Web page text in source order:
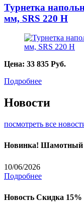
Турнетка
мм, SRS 220 H
Цена: 33 835 Руб.
Подробнее
Новости
посмотреть все
Новинка! Шамотный
10/06/2026
Подробнее
Новость Скидка 15%